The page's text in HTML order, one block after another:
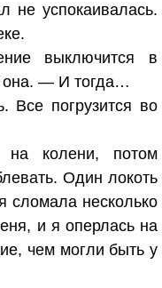
не успокаивалась.
выключится в
она. — И тогда…
Все погрузится во
на колени, потом
Один локоть
сломала несколько
и я оперлась на
чем могли быть у